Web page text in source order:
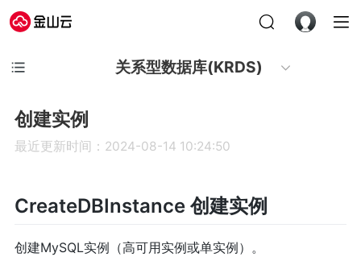
关系型数据库(KRDS)
创建实例
最近更新时间：2024-08-14 10:24:50
CreateDBInstance 创建实例
创建MySQL实例（高可用实例或单实例）。